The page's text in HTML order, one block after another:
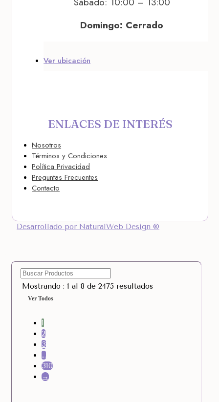
Domingo: Cerrado
Ver ubicación
ENLACES DE INTERÉS
Nosotros
Términos y Condiciones
Política Privacidad
Preguntas Frecuentes
Contacto
Desarrollado por NaturalWeb Design ®
Mostrando : 1 al 8 de 2475 resultados
Ver Todos
1
2
3
…
310
→